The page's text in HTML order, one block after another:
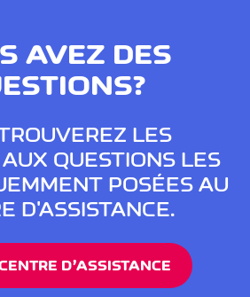
AVEZ DES
LES
QUESTIONS LES
POSÉES AU
D'ASSISTANCE.
D’ASSISTANCE